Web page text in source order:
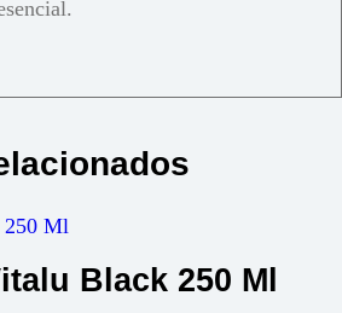
Black 250 Ml